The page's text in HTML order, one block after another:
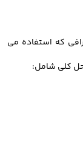
قیمت ارزهای
که استفاده می
کلی شامل: